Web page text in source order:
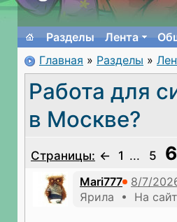
Разделы
Лента
Главная » Разделы »
Работа для
в Москве?
Страницы: ← 1 ... 5 6
Mari777
Ярила • На